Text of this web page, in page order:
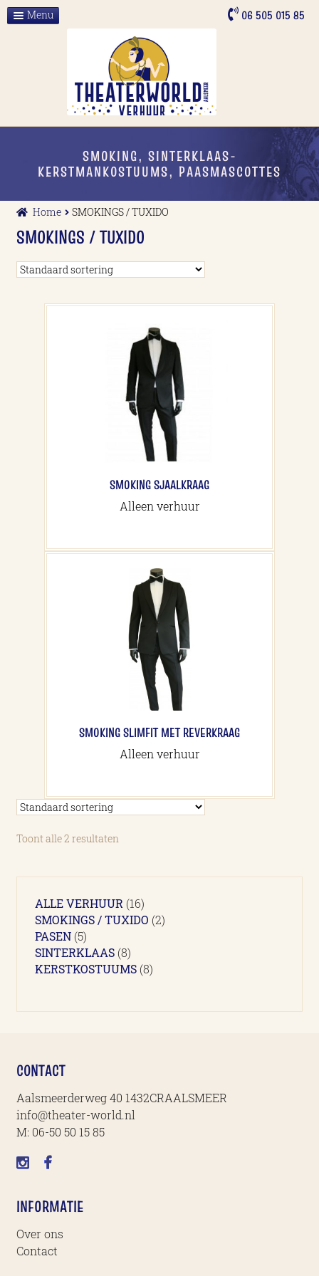
06 505 015 85
Ga
GaMenu
ALLE VERHUUR
SMOKING, SINTERKLAAS-
KERSTMANKOSTUUMS, PAASMASCOTTES
Home SMOKINGS / TUXIDO
SMOKINGS / TUXIDO
SMOKING SJAALKRAAG
Alleen verhuur
SMOKING SLIMFIT MET REVERKRAAG
Alleen verhuur
Toont alle 2 resultaten
ALLE VERHUUR 1616
producten
SMOKINGS / TUXIDO 22
PASEN 55
producten
SINTERKLAAS 88
producten
KERSTKOSTUUMS 88
CONTACT
Aalsmeerderweg 40 1432CRAALSMEER
info@theater-world.nl
M: 06-50 50 15 85
INFORMATIE
Over ons
Contact